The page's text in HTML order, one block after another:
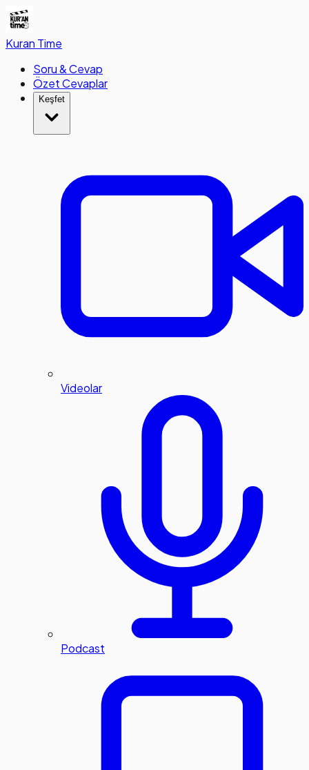
Kuran Time
Soru & Cevap
Özet Cevaplar
Keşfet
Videolar
Podcast